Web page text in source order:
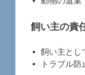
飼い主の責
飼い主とし
トラブル